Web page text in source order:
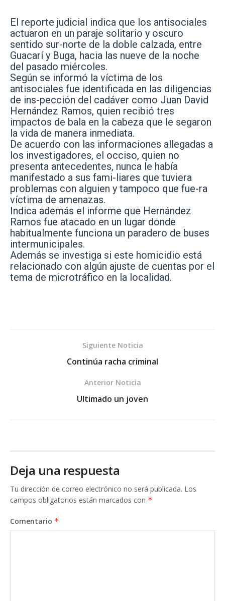
El reporte judicial indica que los antisociales
actuaron en un paraje solitario y oscuro
sentido sur-norte de la doble calzada, entre
Guacarí y Buga, hacia las nueve de la noche
del pasado miércoles.
Según se informó la víctima de los
antisociales fue identificada en las diligencias
de ins-pección del cadáver como Juan David
Hernández Ramos, quien recibió tres
impactos de bala en la cabeza que le segaron
la vida de manera inmediata.
De acuerdo con las informaciones allegadas a
los investigadores, el occiso, quien no
presenta antecedentes, nunca le había
manifestado a sus fami-liares que tuviera
problemas con alguien y tampoco que fue-ra
víctima de amenazas.
Indica además el informe que Hernández
Ramos fue atacado en un lugar donde
habitualmente funciona un paradero de buses
intermunicipales.
Además se investiga si este homicidio está
relacionado con algún ajuste de cuentas por el
tema de microtráfico en la localidad.
Siguiente Noticia
Continúa racha criminal
Anterior Noticia
Ultimado un joven
Deja una respuesta
Tu dirección de correo electrónico no será publicada. Los
campos obligatorios están marcados con *
Comentario *